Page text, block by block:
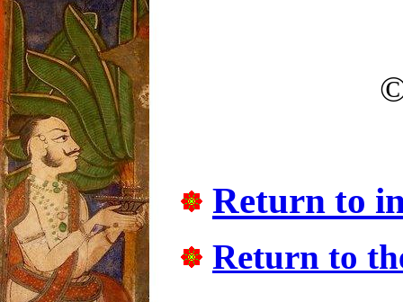
Return to
Return to